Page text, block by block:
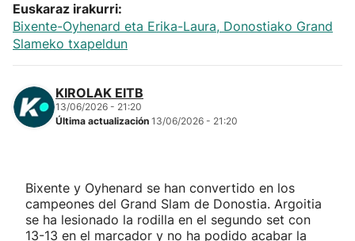
Atletismo
Carreras de montaña
Más deportes
Euskaraz irakurri:
Bixente-Oyhenard eta Erika-Laura, Donostiako Grand
Slameko txapeldun
KIROLAK EITB
13/06/2026 - 21:20
Última actualización 13/06/2026 - 21:20
Bixente y Oyhenard se han convertido en los
campeones del Grand Slam de Donostia. Argoitia
se ha lesionado la rodilla en el segundo set con
13-13 en el marcador y no ha podido acabar la